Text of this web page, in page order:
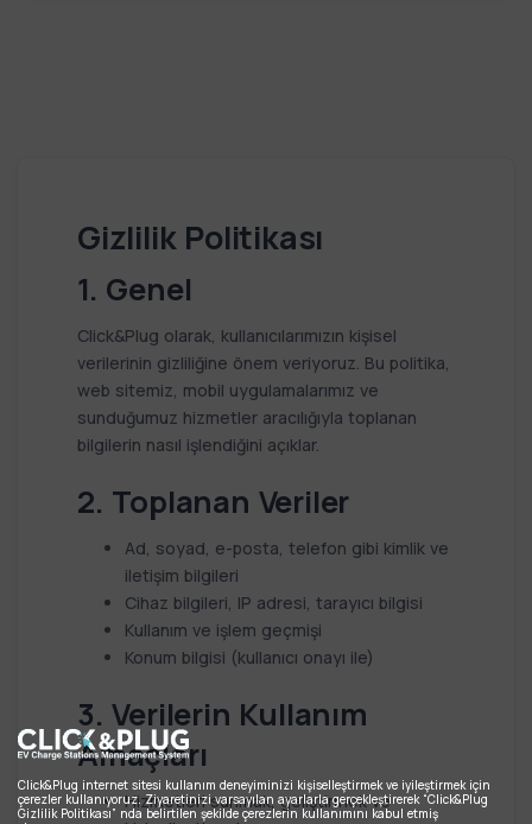
Gizlilik Politikası
1. Genel
Click&Plug olarak, kullanıcılarımızın kişisel
verilerinin gizliliğine önem veriyoruz. Bu politika,
web sitemiz, mobil uygulamalarımız ve
sunduğumuz hizmetler aracılığıyla toplanan
bilgilerin nasıl işlendiğini açıklar.
2. Toplanan Veriler
Ad, soyad, e-posta, telefon gibi kimlik ve
iletişim bilgileri
Cihaz bilgileri, IP adresi, tarayıcı bilgisi
Kullanım ve işlem geçmişi
Konum bilgisi (kullanıcı onayı ile)
3. Verilerin Kullanım
Amaçları
Hizmetleri sunmak, geliştirmek ve
Click&Plug internet sitesi kullanım deneyiminizi kişiselleştirmek ve iyileştirmek için
çerezler kullanıyoruz. Ziyaretinizi varsayılan ayarlarla gerçekleştirerek “Click&Plug
Gizlilik Politikası” nda belirtilen şekilde çerezlerin kullanımını kabul etmiş